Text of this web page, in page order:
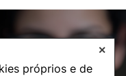
próprios e de
✕